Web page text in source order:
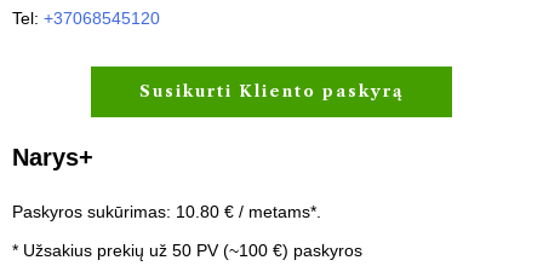
Tel: +37068545120
Susikurti Kliento paskyrą
Narys+
Paskyros sukūrimas: 10.80 € / metams*.
* Užsakius prekių už 50 PV (~100 €) paskyros